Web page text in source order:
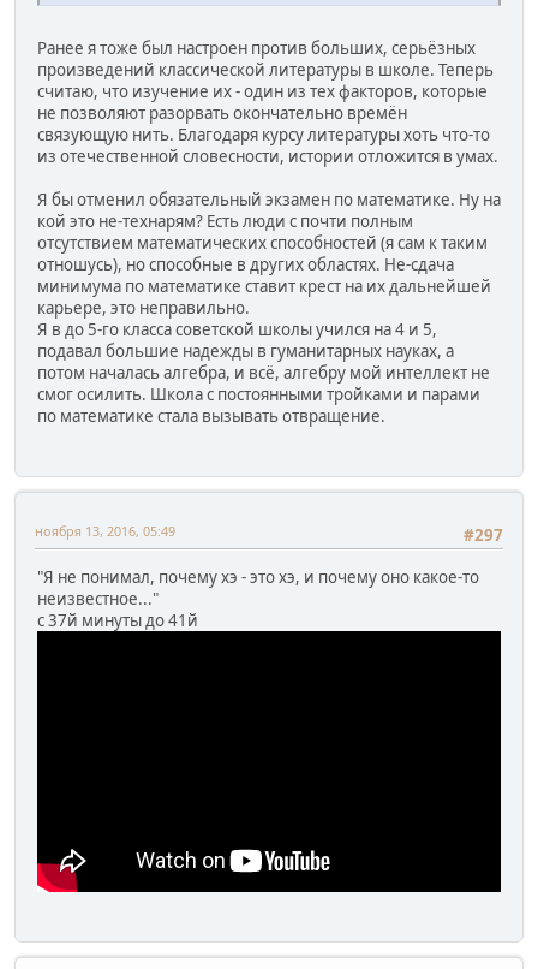
Ранее я тоже был настроен против больших, серьёзных
произведений классической литературы в школе. Теперь
считаю, что изучение их - один из тех факторов, которые
не позволяют разорвать окончательно времён
связующую нить. Благодаря курсу литературы хоть что-то
из отечественной словесности, истории отложится в умах.
Я бы отменил обязательный экзамен по математике. Ну на
кой это не-технарям? Есть люди с почти полным
отсутствием математических способностей (я сам к таким
отношусь), но способные в других областях. Не-сдача
минимума по математике ставит крест на их дальнейшей
карьере, это неправильно.
Я в до 5-го класса советской школы учился на 4 и 5,
подавал большие надежды в гуманитарных науках, а
потом началась алгебра, и всё, алгебру мой интеллект не
смог осилить. Школа с постоянными тройками и парами
по математике стала вызывать отвращение.
#297
ноября 13, 2016, 05:49
"Я не понимал, почему хэ - это хэ, и почему оно какое-то
неизвестное..."
с 37й минуты до 41й